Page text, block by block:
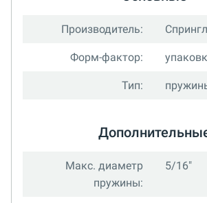
Производитель:
Форм-фактор:
Тип:
Макс. диаметр
пружины:
5/16"